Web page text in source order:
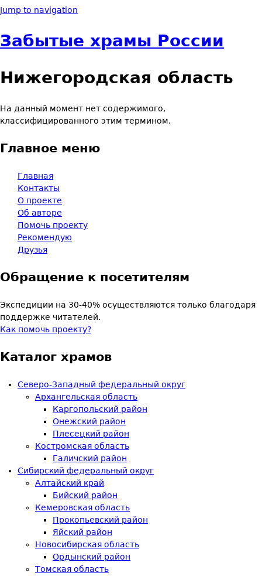
Jump to navigation
Забытые храмы России
Нижегородская область
На данный момент нет содержимого,
классифицированного этим термином.
Главное меню
Главная
Контакты
О проекте
Об авторе
Помочь проекту
Рекомендую
Друзья
Обращение к посетителям
Экспедиции на 30-40% осуществляются только благодаря
поддержке читателей.
Как помочь проекту?
Каталог храмов
Северо-Западный федеральный округ
Архангельская область
Каргопольский район
Онежский район
Плесецкий район
Костромская область
Галичский район
Сибирский федеральный округ
Алтайский край
Бийский район
Кемеровская область
Прокопьевский район
Яйский район
Новосибирская область
Ордынский район
Томская область